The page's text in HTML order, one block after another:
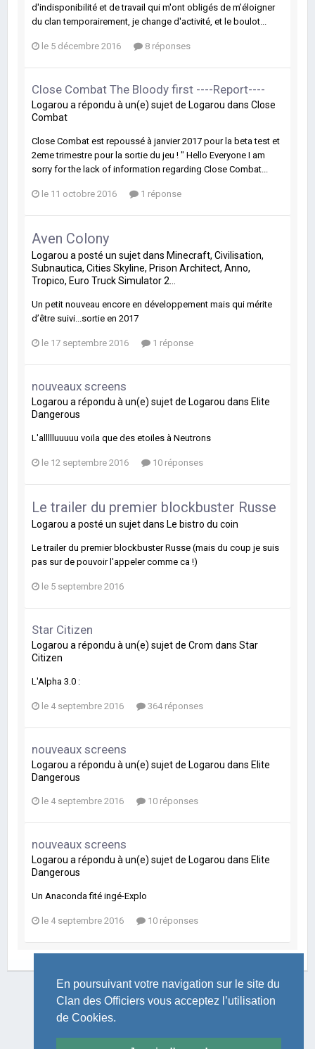
En poursuivant votre navigation sur le site du
Clan des Officiers vous acceptez l’utilisation
de Cookies.
d'indisponibilité et de travail qui m'ont obligés de m’éloigner
du clan temporairement, je change d'activité, et le boulot...
le 5 décembre 2016 8 réponses
Close Combat The Bloody first ----Report----
Logarou a répondu à un(e) sujet de Logarou dans Close
Combat
Close Combat est repoussé à janvier 2017 pour la beta test et
2eme trimestre pour la sortie du jeu ! " Hello Everyone I am
sorry for the lack of information regarding Close Combat...
le 11 octobre 2016 1 réponse
Aven Colony
Logarou a posté un sujet dans Minecraft, Civilisation,
Subnautica, Cities Skyline, Prison Architect, Anno,
Tropico, Euro Truck Simulator 2...
Un petit nouveau encore en développement mais qui mérite
d’être suivi...sortie en 2017
le 17 septembre 2016 1 réponse
nouveaux screens
Logarou a répondu à un(e) sujet de Logarou dans Elite
Dangerous
L'allllluuuuu voila que des etoiles à Neutrons
le 12 septembre 2016 10 réponses
Le trailer du premier blockbuster Russe
Logarou a posté un sujet dans Le bistro du coin
Le trailer du premier blockbuster Russe (mais du coup je suis
pas sur de pouvoir l'appeler comme ca !)
le 5 septembre 2016
Star Citizen
Logarou a répondu à un(e) sujet de Crom dans Star
Citizen
L'Alpha 3.0 :
le 4 septembre 2016 364 réponses
nouveaux screens
Logarou a répondu à un(e) sujet de Logarou dans Elite
Dangerous
le 4 septembre 2016 10 réponses
nouveaux screens
Logarou a répondu à un(e) sujet de Logarou dans Elite
Dangerous
Un Anaconda fité ingé-Explo
le 4 septembre 2016 10 réponses
LANGUE